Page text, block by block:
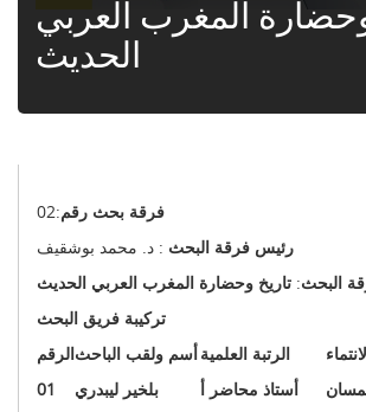
المغرب العربي
الحديث
فرقة بحث رقم
رئيس فرقة البحث : د. محمد بوشقيف
البحث: تاريخ وحضارة المغرب العربي الحديث
تركيبة فريق البحث
الرقمأسم ولقب الباحثالرتبة العلمية
01
بلخير ليبدري أستاذ محاضر أ